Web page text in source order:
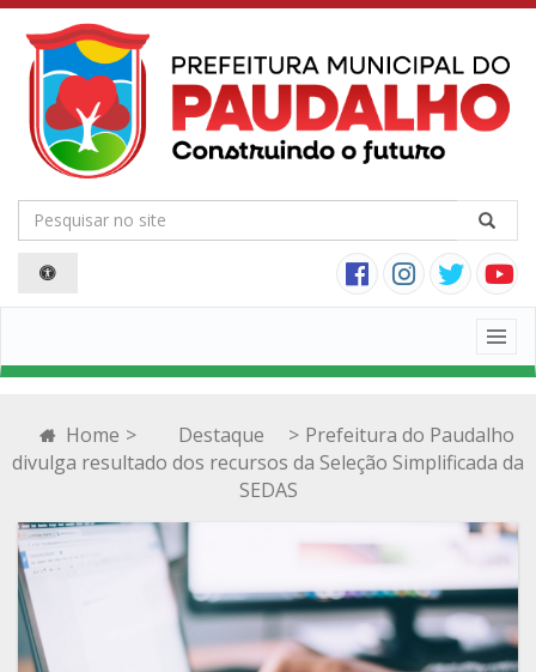
Home > Destaque > Prefeitura do Paudalho
divulga resultado dos recursos da Seleção Simplificada da
SEDAS